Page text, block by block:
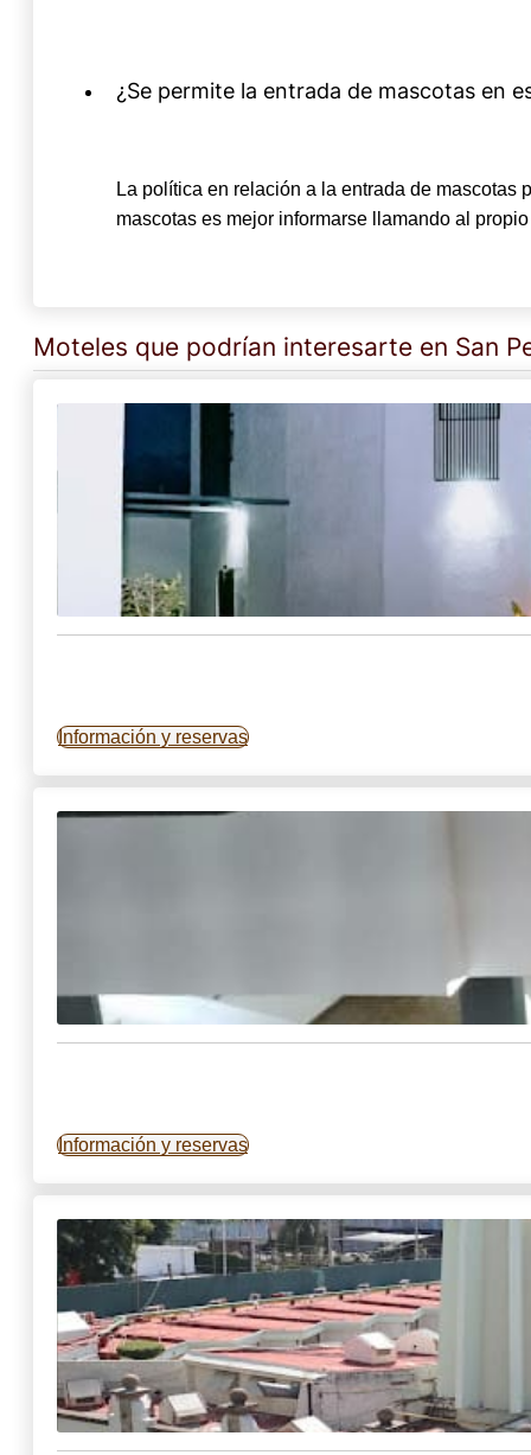
¿Se permite la entrada de mascotas en
La política en relación a la entrada de
mascotas es mejor informarse llamando al
Moteles que podrían interesarte en San
Información y reservas
Información y reservas